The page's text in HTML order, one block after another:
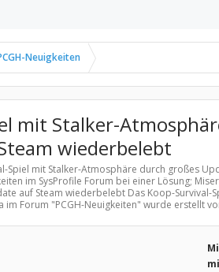
Neuigkeiten
mit Stalker-
wiederbelebt
Spiel mit Stalker-Atmosphäre durch großes
im SysProfile Forum bei einer Lösung;
auf Steam wiederbelebt Das Koop-Survival-
im Forum "PCGH-Neuigkeiten" wurde erstellt